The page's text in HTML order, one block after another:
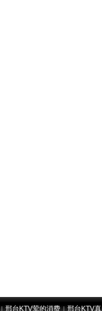
|邢台KTV荤的消费 |邢台KTV